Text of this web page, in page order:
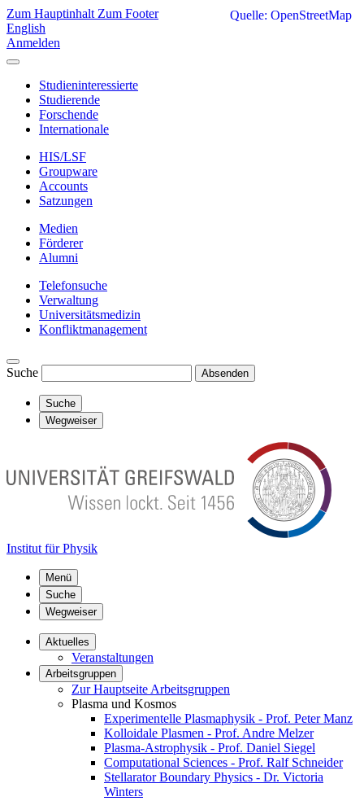
Zum Hauptinhalt Zum Footer
English
Anmelden
Studieninteressierte
Studierende
Forschende
Internationale
HIS/LSF
Groupware
Accounts
Satzungen
Medien
Förderer
Alumni
Telefonsuche
Verwaltung
Universitätsmedizin
Konfliktmanagement
Suche Absenden
Suche
Wegweiser
Institut für Physik
Menü
Suche
Wegweiser
Aktuelles
Veranstaltungen
Arbeitsgruppen
Zur Hauptseite Arbeitsgruppen
Plasma und Kosmos
Experimentelle Plasmaphysik - Prof. Peter Manz
Kolloidale Plasmen - Prof. Andre Melzer
Plasma-Astrophysik - Prof. Daniel Siegel
Computational Sciences - Prof. Ralf Schneider
Stellarator Boundary Physics - Dr. Victoria
Winters
Quelle: OpenStreetMap